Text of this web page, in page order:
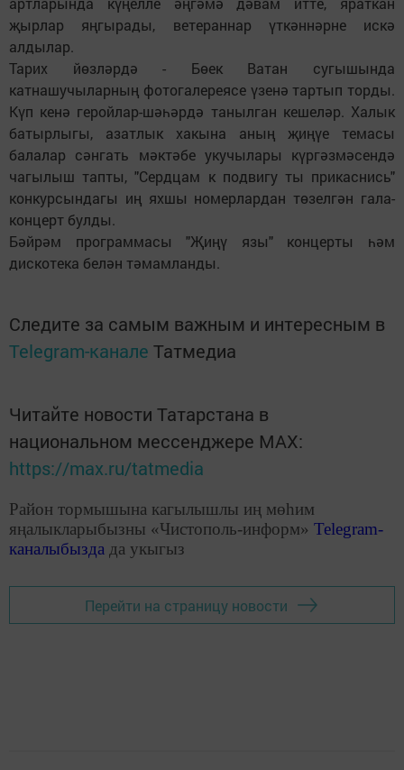
җырлар яңгырады, ветераннар үткәннәрне искә
алдылар.
Тарих йөзләрдә - Бөек Ватан сугышында
катнашучыларның фотогалереясе үзенә тартып торды.
Күп кенә геройлар-шәһәрдә танылган кешеләр. Халык
батырлыгы, азатлык хакына аның җиңүе темасы
балалар сәнгать мәктәбе укучылары күргәзмәсендә
чагылыш тапты, "Сердцам к подвигу ты прикаснись"
конкурсындагы иң яхшы номерлардан төзелгән гала-
концерт булды.
Бәйрәм программасы "Җиңү язы" концерты һәм
дискотека белән тәмамланды.
Следите за самым важным и интересным в
Telegram-канале Татмедиа
Читайте новости Татарстана в
национальном мессенджере MАХ:
https://max.ru/tatmedia
Район тормышына кагылышлы иң мөһим
яңалыкларыбызны «Чистополь-информ» Telegram-
каналыбызда да укыгыз
Перейти на страницу новости